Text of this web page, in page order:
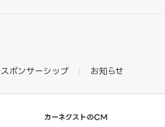
スポンサーシップ お知らせ